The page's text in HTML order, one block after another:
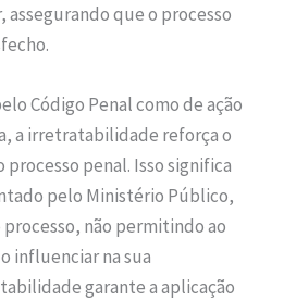
que o processo
Código Penal como de ação
a irretratabilidade reforça o
penal. Isso significa
pelo Ministério Público,
não permitindo ao
influenciar na sua
garante a aplicação